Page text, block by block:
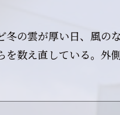
の雲が厚い日、風の
数え直している。外